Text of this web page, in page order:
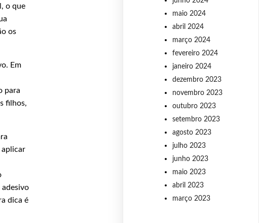
o que
os
Em
para
filhos,
aplicar
adesivo
dica é
maio 2024
abril 2024
março 2024
fevereiro 2024
janeiro 2024
dezembro 2023
novembro 2023
outubro 2023
setembro 2023
agosto 2023
julho 2023
junho 2023
maio 2023
abril 2023
março 2023